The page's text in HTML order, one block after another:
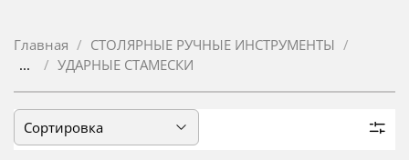
Главная
СТОЛЯРНЫЕ РУЧНЫЕ ИНСТРУМЕНТЫ
...
УДАРНЫЕ СТАМЕСКИ